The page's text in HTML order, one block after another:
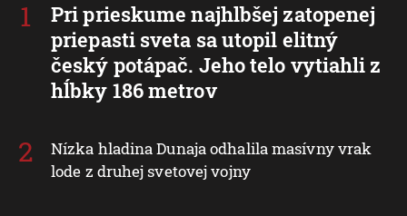
Pri prieskume najhlbšej zatopenej
priepasti sveta sa utopil elitný
český potápač. Jeho telo vytiahli z
hĺbky 186 metrov
Nízka hladina Dunaja odhalila masívny vrak
lode z druhej svetovej vojny